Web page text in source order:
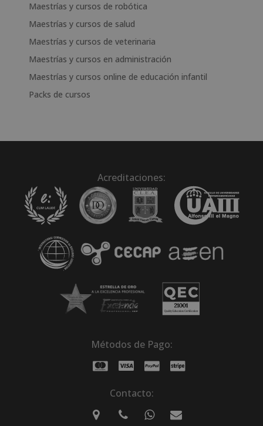
Maestrías y cursos de robótica
Maestrías y cursos de salud
Maestrías y cursos de veterinaria
Maestrías y cursos en administración
Maestrías y cursos online de educación infantil
Packs de cursos
Acreditaciones:
Métodos de Pago:
Contacto: